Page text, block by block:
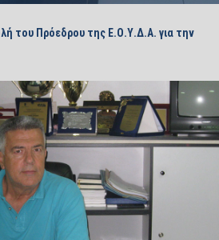
του Πρόεδρου της Ε.Ο.Υ.Δ.Α. για την